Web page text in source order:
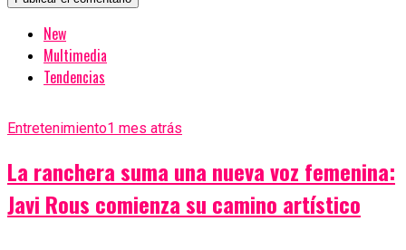
New
Multimedia
Tendencias
Entretenimiento1 mes atrás
La ranchera suma una nueva voz femenina:
Javi Rous comienza su camino artístico